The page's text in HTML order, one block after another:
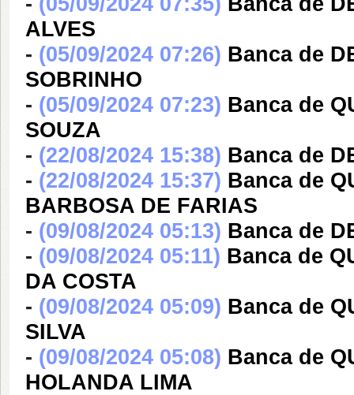
ALVES
- (05/09/2024 07:26) Banca de
SOBRINHO
- (05/09/2024 07:23) Banca de
SOUZA
- (22/08/2024 15:38) Banca de
- (22/08/2024 15:37) Banca de
BARBOSA DE FARIAS
- (09/08/2024 05:13) Banca de
- (09/08/2024 05:11) Banca de
DA COSTA
- (09/08/2024 05:09) Banca de
SILVA
- (09/08/2024 05:08) Banca de
HOLANDA LIMA